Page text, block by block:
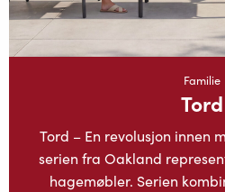
Familie
Tord
Tord – En revolusjon innen
serien fra Oakland
hagemøbler. Serien